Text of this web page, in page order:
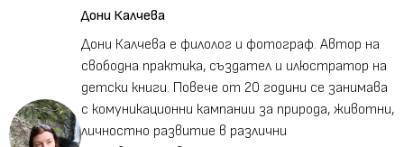
Дони Калчева
Дони Калчева е филолог и фотограф. Автор на
свободна практика, създател и илюстратор на
детски книги. Повече от 20 години се занимава
с комуникационни кампании за природа, животни,
личностно развитие в различни